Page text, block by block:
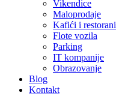
Vikendice
Maloprodaje
Kafići i restorani
Flote vozila
Parking
IT kompanije
Obrazovanje
Blog
Kontakt